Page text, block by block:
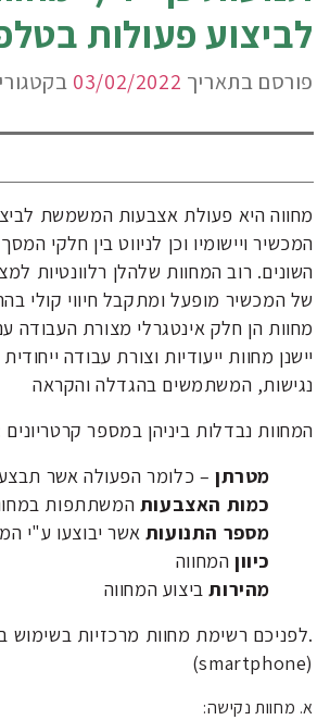
לביצוע פעולות
פורסם בתאריך 03/02/2022
מחווה היא פעולת אצבעות המשמשת
המכשיר ויישומיו וכן לניווט בין חלקי
השונים. רוב המחוות שלהלן רלוונטיות
של המכשיר מופעל ומתקבל חיווי קולי
מחוות הן חלק אינטגרלי מצורת העבודה
יישנן מחוות ייעודיות וצורת עבודה
נגישות, המשתמשים בהגדלה והקראה
המחוות נבדלות ביניהן במספר קרטריונים
מטרתן – כלומר הפעולה אשר
כמות האצבעות המשתתפות
מספר התנועות אשר יבוצעו ע"י
כיוון המחווה
מהירותביצוע המחווה
.לפניכם רשימת מחוות מרכזיות בשימוש
(smartphone)
א. מחוות נקישה: